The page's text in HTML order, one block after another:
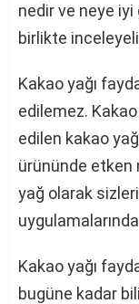
nedir ve neye iyi
birlikte
Kakao yağı
edilemez.
edilen kakao
ürününde etken
yağ olarak
Kakao yağı
bugüne kadar